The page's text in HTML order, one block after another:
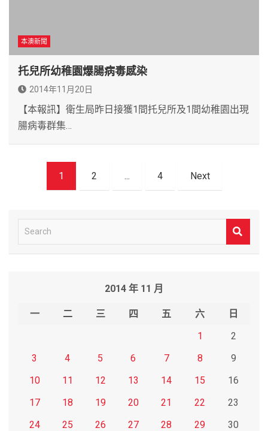
本澳新聞
托兒所幼稚園爆腸病毒感染
2014年11月20日
【本報訊】衛生局昨日接獲1間托兒所及1間幼稚園出現
腸病毒群集…
1 2 ... 4 Next
e
2014 年 11 月
一 二 三 四 五 六
日
1
2
3
4 5 6 7 8
9
10
11 12 13 14 15
16
17
18 19 20 21 22
23
24
25 26 27 28 29
30